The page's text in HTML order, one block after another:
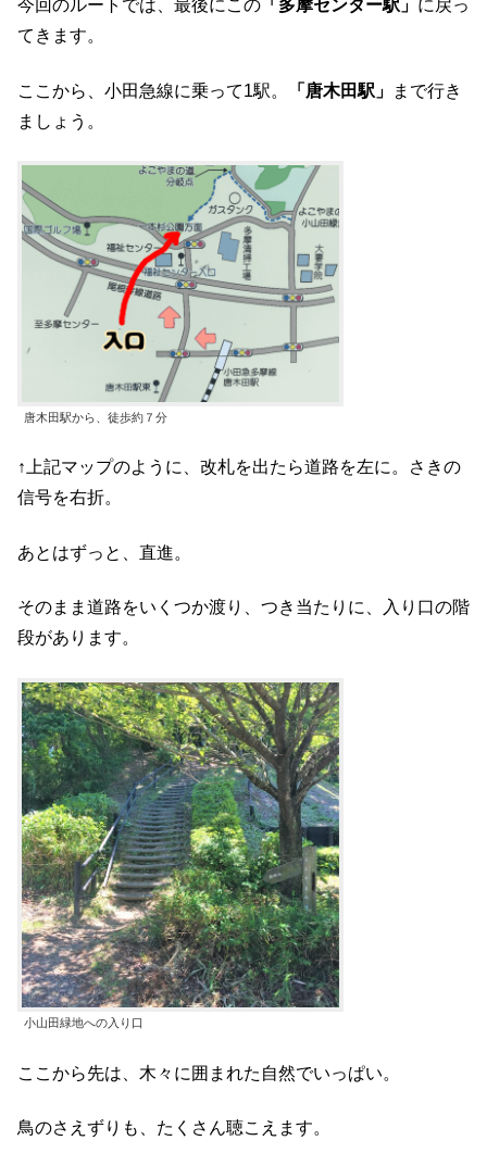
今回のルートでは、最後にこの 「多摩センター駅」 に戻っ
てきます。
ここから、小田急線に乗って1駅。 「唐木田駅」
まで行き
ましょう。
唐木田駅から、徒歩約７分
↑上記マップのように、改札を出たら道路を左に。さきの
信号を右折。
あとはずっと、直進。
そのまま道路をいくつか渡り、つき当たりに、入り口の階
段があります。
小山田緑地への入り口
ここから先は、木々に囲まれた自然でいっぱい。
鳥のさえずりも、たくさん聴こえます。